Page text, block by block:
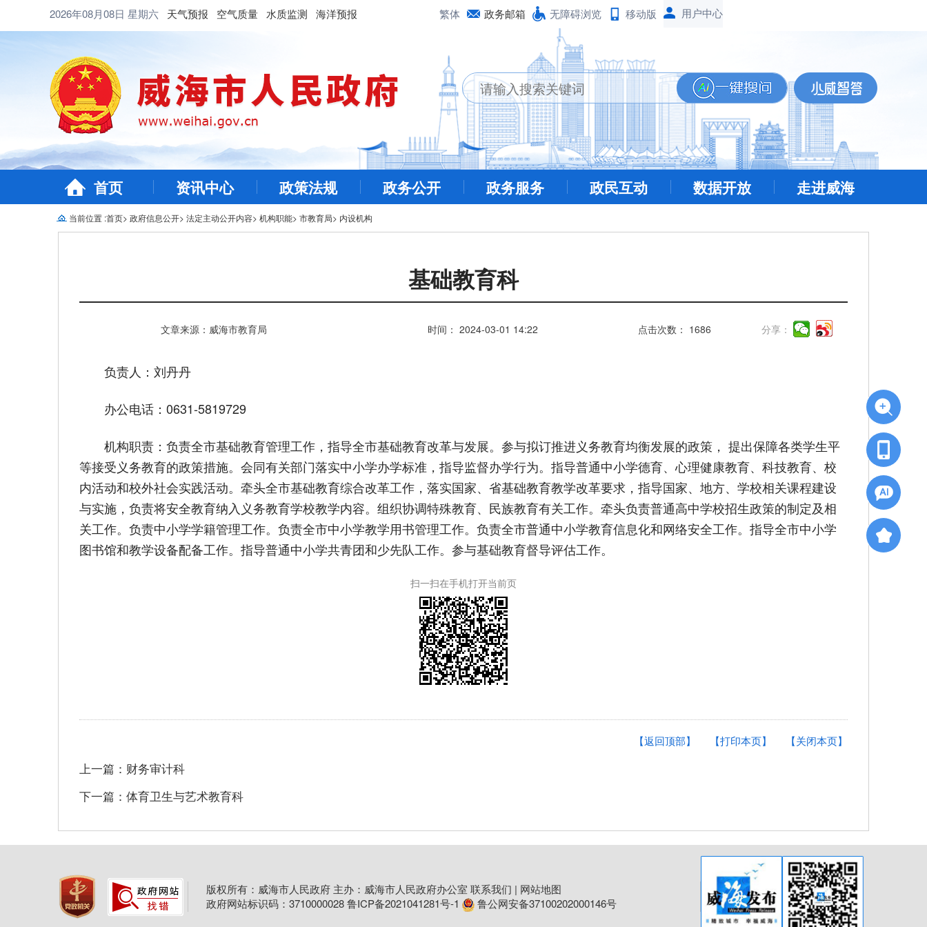
2026年08月08日 星期六 天气预报 空气质量 水质监测 海洋预报 繁体 政务邮箱 无障碍浏览 移动版
首页 资讯中心 政策法规 政务公开 政务服务 政民互动 数据开放 走进威海
当前位置 :首页> 政府信息公开> 法定主动公开内容> 机构职能> 市教育局> 内设机构
基础教育科
文章来源：威海市教育局 时间： 2024-03-01 14:22 点击次数： 1686 分享：
负责人：刘丹丹
办公电话：0631-5819729
机构职责：负责全市基础教育管理工作，指导全市基础教育改革与发展。参与拟订推进义务教育均衡发展的政策， 提出保障各类学生平
等接受义务教育的政策措施。会同有关部门落实中小学办学标准，指导监督办学行为。指导普通中小学德育、心理健康教育、科技教育、校
内活动和校外社会实践活动。牵头全市基础教育综合改革工作，落实国家、省基础教育教学改革要求，指导国家、地方、学校相关课程建设
与实施，负责将安全教育纳入义务教育学校教学内容。组织协调特殊教育、民族教育有关工作。牵头负责普通高中学校招生政策的制定及相
关工作。负责中小学学籍管理工作。负责全市中小学教学用书管理工作。负责全市普通中小学教育信息化和网络安全工作。指导全市中小学
图书馆和教学设备配备工作。指导普通中小学共青团和少先队工作。参与基础教育督导评估工作。
扫一扫在手机打开当前页
【关闭本页】
【打印本页】
【返回顶部】
上一篇：财务审计科
下一篇：体育卫生与艺术教育科
版权所有：威海市人民政府 主办：威海市人民政府办公室 联系我们 | 网站地图
政府网站标识码：3710000028鲁ICP备2021041281号-1 鲁公网安备37100202000146号